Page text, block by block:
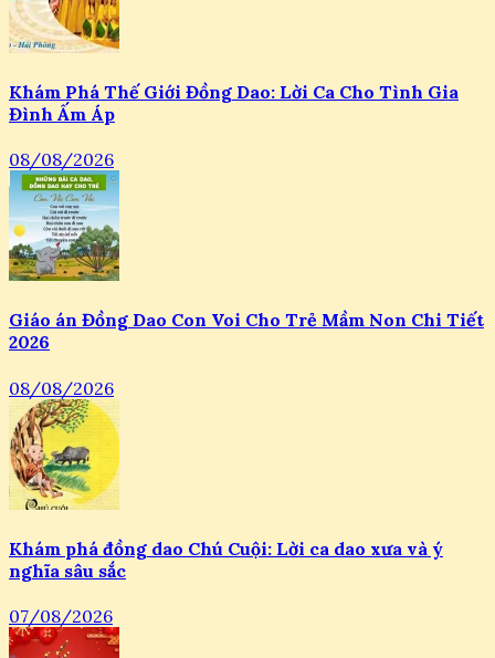
Khám Phá Thế Giới Đồng Dao: Lời Ca Cho Tình Gia
Đình Ấm Áp
08/08/2026
Giáo án Đồng Dao Con Voi Cho Trẻ Mầm Non Chi Tiết
2026
08/08/2026
Khám phá đồng dao Chú Cuội: Lời ca dao xưa và ý
nghĩa sâu sắc
07/08/2026